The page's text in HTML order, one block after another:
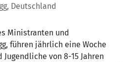
Deutschland
Ministranten und
führen jährlich eine Woche
von 8-15 Jahren